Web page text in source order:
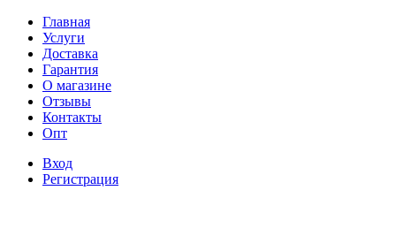
Главная
Услуги
Доставка
Гарантия
О магазине
Отзывы
Контакты
Опт
Вход
Регистрация